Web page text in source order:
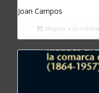
Joan Campos
Afegeix a la cistella